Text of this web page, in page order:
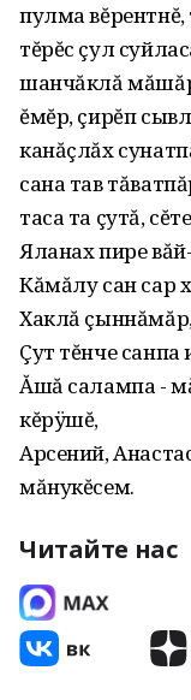
пулма
тĕрĕс çул
шанчăклă
ĕмĕр, çирĕп
канăçлăх
сана тав
таса та çутă,
Яланах пире
Кăмăлу сан сар
Хаклă
Çут тĕнче
Ăшă салампа -
кĕрÿшĕ,
Арсений,
мăнукĕсем.
Читайте нас